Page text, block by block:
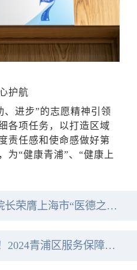
护航
、进步”的志愿精神引领
各项任务，以打造区域
责任感和使命感做好第
为“健康青浦”、“健康上
上海市“医德之光”荣誉称号
第七届进博会职工技能比赛在医大成功举办